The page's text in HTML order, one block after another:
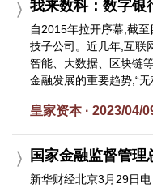
我来数科：数字银
自2015年拉开序幕,截
技子公司。近几年,互联
智能、大数据、区块链
金融发展的重要趋势,“
皇家资本 · 2023/04/
国家金融监督管
新华财经北京3月29日